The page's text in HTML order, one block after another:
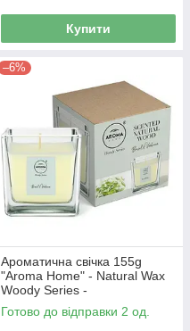
Купити
–6%
Ароматична свічка 155g
"Aroma Home" - Natural Wax
Woody Series -
Basil&Verbena(Базилік-
Вербена)10929
Готово до відправки 2 од.